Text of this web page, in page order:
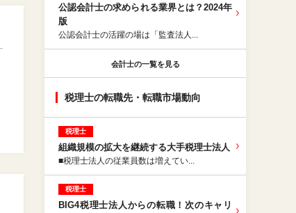
公認会計⼠の求められる業界とは？2024年
版
公認会計士の活躍の場は「監査法人...
会計士の一覧を見る
税理士の転職先・転職市場動向
税理士
組織規模の拡大を継続する大手税理士法人
■税理士法人の従業員数は増えてい...
税理士
BIG4税理士法人からの転職！次のキャリ